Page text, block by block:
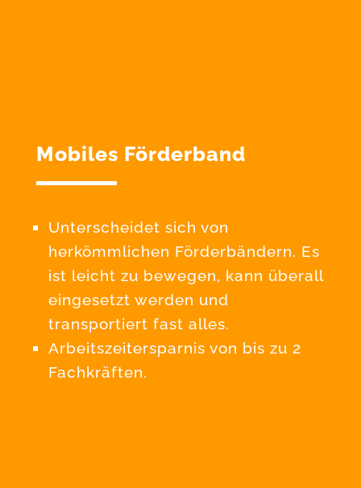
Mobiles Förderband
Unterscheidet sich von
herkömmlichen Förderbändern. Es
ist leicht zu bewegen, kann überall
eingesetzt werden und
transportiert fast alles.
Arbeitszeitersparnis von bis zu 2
Fachkräften.